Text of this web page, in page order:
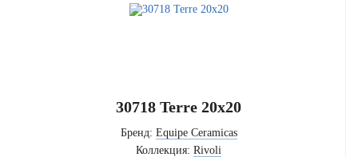
30718 Terre 20x20
Бренд: Equipe Ceramicas
Коллекция: Rivoli